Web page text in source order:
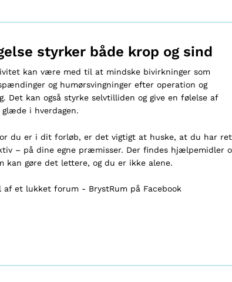
styrker både krop og sind
kan være med til at mindske bivirkninger som
og humørsvingninger efter operation og
Det kan også styrke selvtilliden og give en følelse af
glæde i hverdagen.
du er i dit forløb, er det vigtigt at huske, at du har
– på dine egne præmisser. Der findes hjælpemidler
kan gøre det lettere, og du er ikke alene.
af et lukket forum - BrystRum på Facebook